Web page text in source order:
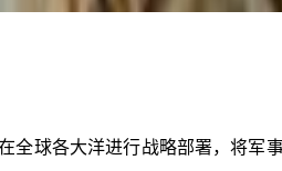
全球各大洋进行战略部署，将军